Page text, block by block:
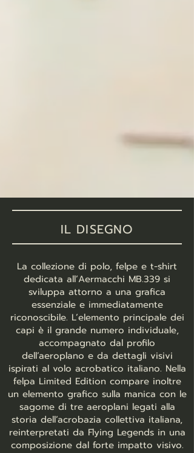
IL DISEGNO
La collezione di polo, felpe e t-shirt
dedicata all’Aermacchi MB.339 si
sviluppa attorno a una grafica
essenziale e immediatamente
riconoscibile. L’elemento principale dei
capi è il grande numero individuale,
accompagnato dal profilo
dell’aeroplano e da dettagli visivi
ispirati al volo acrobatico italiano. Nella
felpa Limited Edition compare inoltre
un elemento grafico sulla manica con le
sagome di tre aeroplani legati alla
storia dell’acrobazia collettiva italiana,
reinterpretati da Flying Legends in una
composizione dal forte impatto visivo.